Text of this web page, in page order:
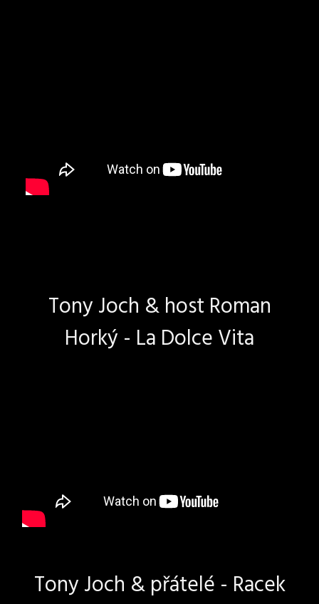
Tony Joch & host Roman
Horký - La Dolce Vita
Tony Joch & přátelé - Racek